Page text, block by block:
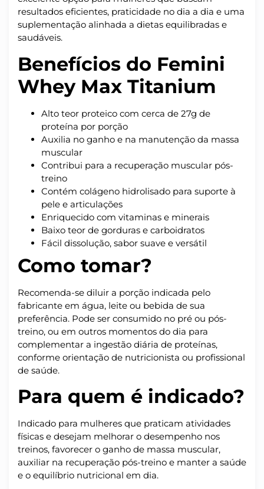
resultados eficientes, praticidade no dia a dia e uma
suplementação alinhada a dietas equilibradas e
saudáveis.
Benefícios do Femini
Whey Max Titanium
Alto teor proteico com cerca de 27g de
proteína por porção
Auxilia no ganho e na manutenção da massa
muscular
Contribui para a recuperação muscular pós-
treino
Contém colágeno hidrolisado para suporte à
pele e articulações
Enriquecido com vitaminas e minerais
Baixo teor de gorduras e carboidratos
Fácil dissolução, sabor suave e versátil
Como tomar?
Recomenda-se diluir a porção indicada pelo
fabricante em água, leite ou bebida de sua
preferência. Pode ser consumido no pré ou pós-
treino, ou em outros momentos do dia para
complementar a ingestão diária de proteínas,
conforme orientação de nutricionista ou profissional
de saúde.
Para quem é indicado?
Indicado para mulheres que praticam atividades
físicas e desejam melhorar o desempenho nos
treinos, favorecer o ganho de massa muscular,
auxiliar na recuperação pós-treino e manter a saúde
e o equilíbrio nutricional em dia.